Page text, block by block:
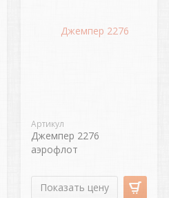
Артикул
Джемпер 2276
аэрофлот
Показать цену